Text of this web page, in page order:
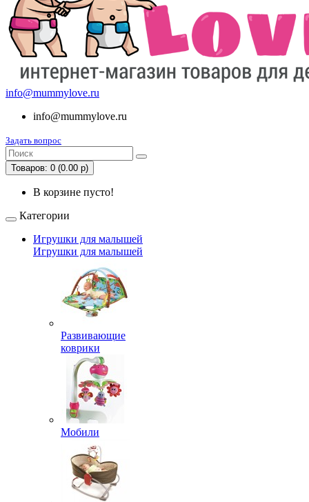
info@mummylove.ru
info@mummylove.ru
Задать вопрос
Товаров: 0 (0.00 р)
В корзине пусто!
Категории
Игрушки для малышей
Игрушки для малышей
Развивающие
коврики
Мобили